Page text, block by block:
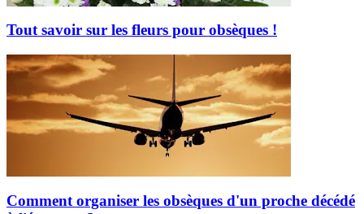
Tout savoir sur les fleurs pour obsèques !
Comment organiser les obsèques d'un proche décédé